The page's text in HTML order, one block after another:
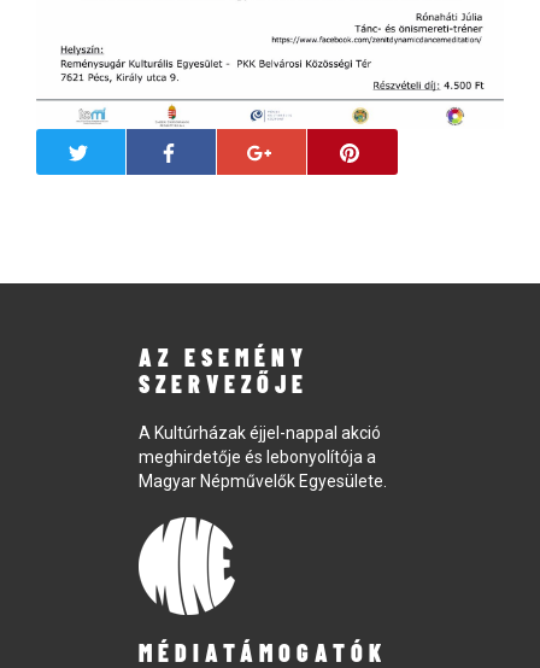
AZ ESEMÉNY
SZERVEZŐJE
A Kultúrházak éjjel-nappal akció
meghirdetője és lebonyolítója a
Magyar Népművelők Egyesülete.
MÉDIATÁMOGATÓK